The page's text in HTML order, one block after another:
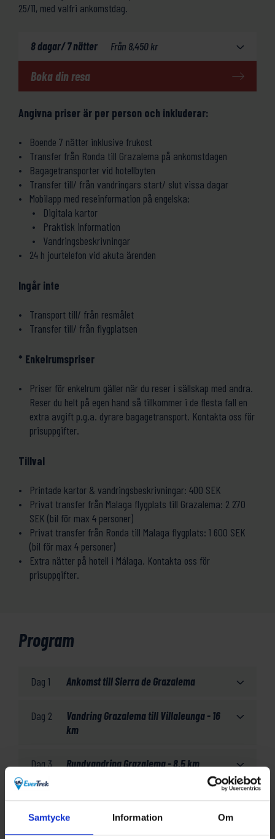
Samtycke Information Om
25/11, med valfri ankomstdag.
8 dagar/ 7 nätter Från 8,450kr
Boka din resa
Angivna priser är per person och inkluderar:
Boende 7 nätter inklusive frukost
Transfer från Ronda till Grazalema på ankomstdagen
Bagagetransporter vid hotellbyten
Transfer till/ från vandringars start/ slut vissa dagar
Mobilapp med reseinformation på engelska:
Digitala kartor
Praktisk information
Vandringsbeskrivningar
24 h jourtelefon vid akuta ärenden
Ingår inte
Transport till/ från resmålet
Transfer till/ från flygplatsen
* Enkelrumspriser
Priser för enkelrum gäller när du reser i sällskap med andra.
Reser du helt på egen hand så tillkommer i de flesta fall en
extra avgift p.g.a. dyrare bagagetransport. Kontakta oss för
prisuppgifter.
Tillval
Printade kartor & vandringsbeskrivningar: 400 SEK
Privat transfer från Malaga flygplats till Grazalema: 2 270
SEK (bil för max 4 personer)
Privat transfer från Ronda till Malaga flygplats: 1 600 SEK
(bil för max 4 personer)
Extra nätter på hotell i Málaga. Kontakta oss för
prisuppgifter.
Program
Dag 1 Ankomst till Sierra de Grazalema
Dag 2
Vandring Grazalema till Villaleunga - 16
km
Dag 3 Rundvandring Grazalema - 8,5 km
Dag 4 Från Villaluenga till Benaoján – 18 km
Dag 5 Vandring Guadiaro floden – 10 km